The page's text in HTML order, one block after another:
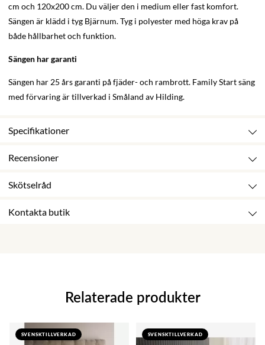
cm och 120x200 cm. Du väljer den i medium eller fast komfort.
Sängen är klädd i tyg Bjärnum. Tyg i polyester med höga krav på
både hållbarhet och funktion.
Sängen har garanti
Sängen har 25 års garanti på fjäder- och rambrott. Family Start säng
med förvaring är tillverkad i Småland av Hilding.
Specifikationer
Recensioner
Skötselråd
Kontakta butik
Relaterade produkter
SVENSKTILLVERKAD SVENSKTILLVERKAD